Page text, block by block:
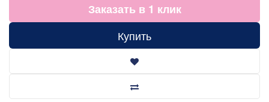
Заказать в 1 клик
Купить